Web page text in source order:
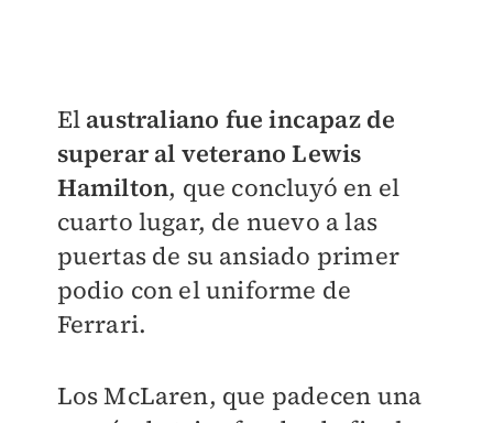
El australiano fue incapaz de
superar al veterano Lewis
Hamilton, que concluyó en el
cuarto lugar, de nuevo a las
puertas de su ansiado primer
podio con el uniforme de
Ferrari.
Los McLaren, que padecen una